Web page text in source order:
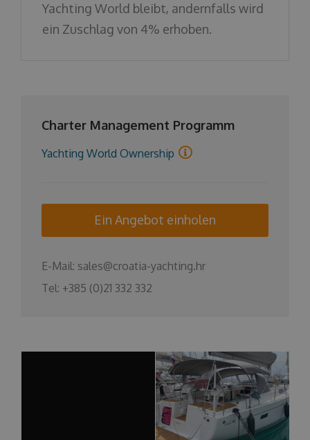
Yachting World bleibt, andernfalls wird
ein Zuschlag von 4% erhoben.
Charter Management Programm
Yachting World Ownership
Ein Angebot einholen
E-Mail: sales@croatia-yachting.hr
Tel: +385 (0)21 332 332